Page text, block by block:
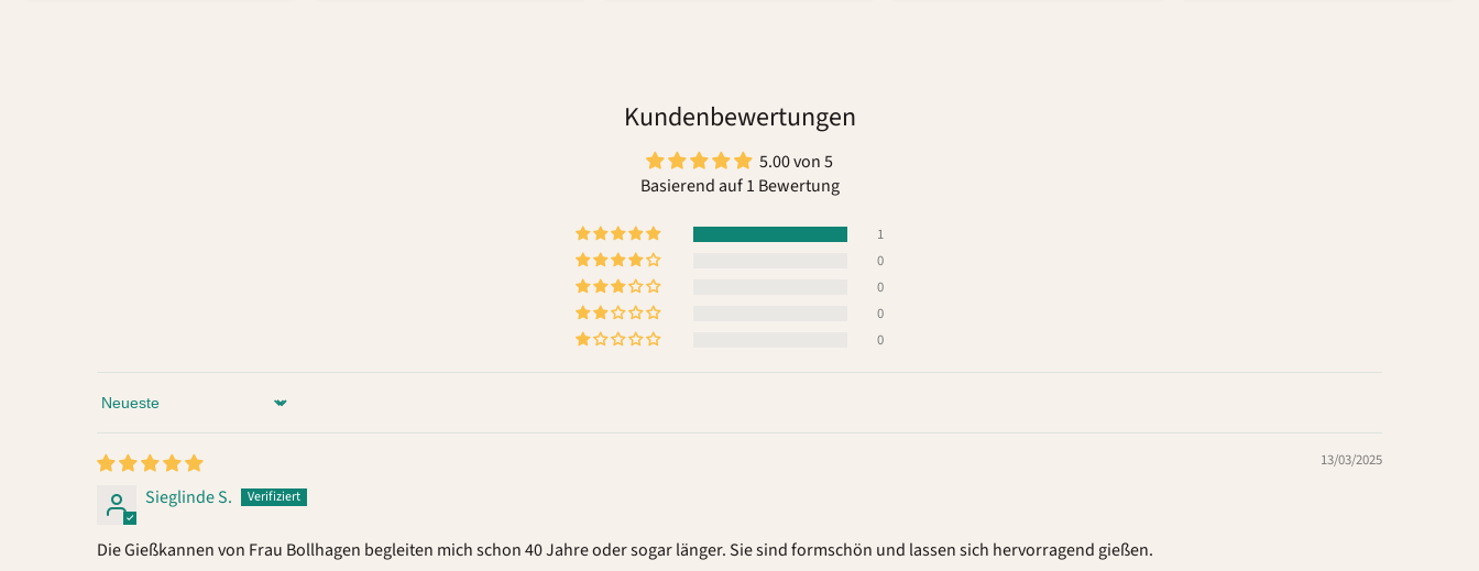
Kundenbewertungen
5.00 von 5
Basierend auf 1 Bewertung
1
0
0
0
0
Sort by
13/03/2025
Sieglinde S.
Die Gießkannen von Frau Bollhagen begleiten mich schon 40 Jahre oder sogar länger. Sie sind formschön und lassen sich hervorragend gießen.